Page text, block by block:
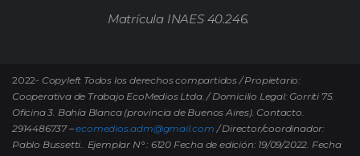
Matrícula INAES 40.246.
2022- Copyleft Todos los derechos compartidos / Propietario:
Cooperativa de Trabajo EcoMedios Ltda. / Domicilio Legal: Gorriti 75.
Oficina 3. Bahía Blanca (provincia de Buenos Aires). Contacto.
2914486737 –ecomedios.adm@gmail.com / Director/coordinador:
Pablo Bussetti.. Ejemplar N° : 6120 Fecha de edición: 19/09/2022. Fecha